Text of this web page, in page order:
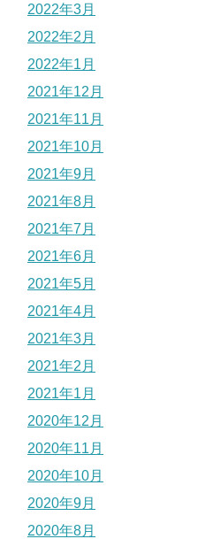
2022年3月
2022年2月
2022年1月
2021年12月
2021年11月
2021年10月
2021年9月
2021年8月
2021年7月
2021年6月
2021年5月
2021年4月
2021年3月
2021年2月
2021年1月
2020年12月
2020年11月
2020年10月
2020年9月
2020年8月